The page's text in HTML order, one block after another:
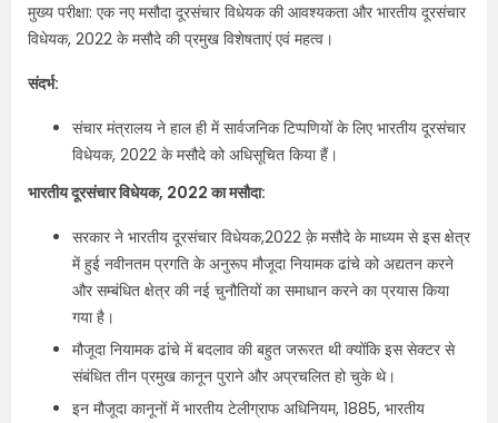
मुख्य परीक्षा: एक नए मसौदा दूरसंचार विधेयक की आवश्यकता और भारतीय दूरसंचार
विधेयक, 2022 के मसौदे की प्रमुख विशेषताएं एवं महत्व।
संदर्भ:
संचार मंत्रालय ने हाल ही में सार्वजनिक टिप्पणियों के लिए भारतीय दूरसंचार
विधेयक, 2022 के मसौदे को अधिसूचित किया हैं।
भारतीय दूरसंचार विधेयक, 2022 का मसौदा:
सरकार ने भारतीय दूरसंचार विधेयक,2022 क़े मसौदे के माध्यम से इस क्षेत्र
में हुई नवीनतम प्रगति के अनुरूप मौजूदा नियामक ढांचे को अद्यतन करने
और सम्बंधित क्षेत्र की नई चुनौतियों का समाधान करने का प्रयास किया
गया है।
मौजूदा नियामक ढांचे में बदलाव की बहुत जरूरत थी क्योंकि इस सेक्टर से
संबंधित तीन प्रमुख कानून पुराने और अप्रचलित हो चुके थे।
इन मौजूदा कानूनों में भारतीय टेलीग्राफ अधिनियम, 1885, भारतीय